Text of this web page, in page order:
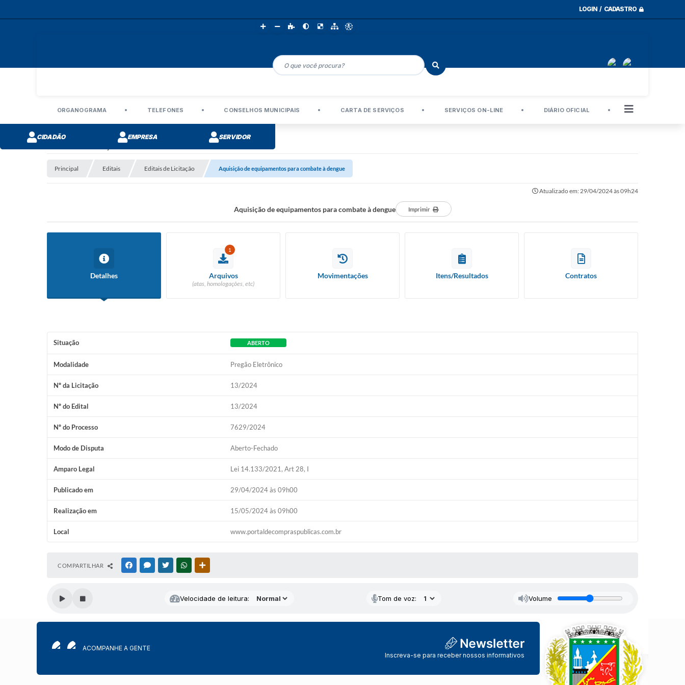
LOGIN / CADASTRO
ORGANOGRAMA TELEFONES CONSELHOS MUNICIPAIS CARTA DE SERVIÇOS SERVIÇOS ON-LINE DIÁRIO OFICIAL
CIDADÃO EMPRESA SERVIDOR
Editais de Licitação
Principal Editais Editais de Licitação Aquisição de equipamentos para combate à dengue
Atualizado em: 29/04/2024 às 09h24
Aquisição de equipamentos para combate à dengue Imprimir
Detalhes
1
Arquivos
(atas, homologações, etc)
Movimentações Itens/Resultados Contratos
Situação ABERTO
Modalidade Pregão Eletrônico
Nº da Licitação 13/2024
Nº do Edital 13/2024
Nº do Processo 7629/2024
Modo de Disputa Aberto-Fechado
Amparo Legal Lei 14.133/2021, Art 28, I
Publicado em 29/04/2024 às 09h00
Realização em 15/05/2024 às 09h00
Local www.portaldecompraspublicas.com.br
COMPARTILHAR FACEBOOKMESSENGER
TWITTERWHATSAPP
Velocidade de leitura: Tom de voz: Volume
ACOMPANHE A GENTE
Inscreva-se para receber nossos informativos